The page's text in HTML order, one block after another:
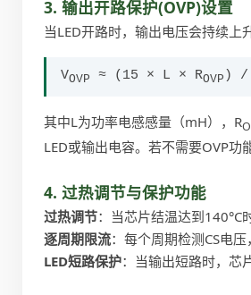
3. 输出开路保护(OVP)设置
当LED开路时，输出电压会持续
VOVP ≈ (15 × L × ROVP ) /
其中L为功率电感感量（mH），R
LED或输出电容。若不需要OVP功
4. 过热调节与保护功能
过热调节：当芯片结温达到
逐周期限流：每个周期检测CS电
LED短路保护：当输出短路时，芯